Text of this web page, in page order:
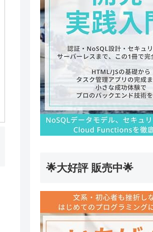
🌟大好評 販売中🌟